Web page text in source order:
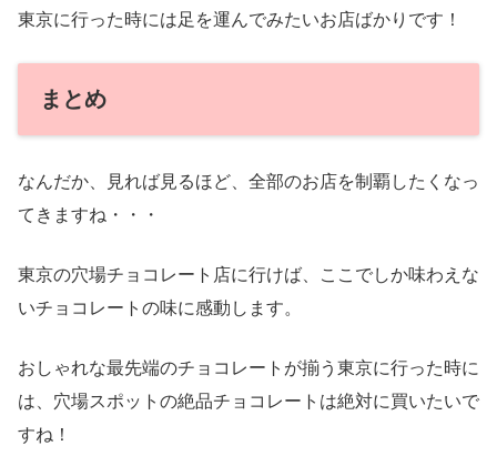
東京に行った時には足を運んでみたいお店ばかりです！
まとめ
なんだか、見れば見るほど、全部のお店を制覇したくなっ
てきますね・・・
東京の穴場チョコレート店に行けば、ここでしか味わえな
いチョコレートの味に感動します。
おしゃれな最先端のチョコレートが揃う東京に行った時に
は、穴場スポットの絶品チョコレートは絶対に買いたいで
すね！